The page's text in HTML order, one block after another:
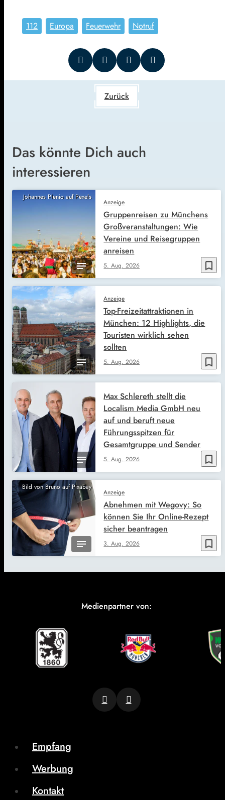
112 Europa Feuerwehr Notruf
Zurück
Das könnte Dich auch
interessieren
Johannes Plenio auf Pexels
bookmark_border
Anzeige
5. Aug. 2026
Gruppenreisen zu Münchens
Großveranstaltungen: Wie
Vereine und Reisegruppen
anreisen
bookmark_border
Anzeige
5. Aug. 2026
Top-Freizeitattraktionen in
München: 12 Highlights, die
Touristen wirklich sehen
sollten
bookmark_border
5. Aug. 2026
Max Schlereth stellt die
Localism Media GmbH neu
auf und beruft neue
Führungsspitzen für
Gesamtgruppe und Sender
Bild von Bruno auf Pixabay
bookmark_border
Anzeige
3. Aug. 2026
Abnehmen mit Wegovy: So
können Sie Ihr Online-Rezept
sicher beantragen
Medienpartner von:
Empfang
Werbung
Kontakt